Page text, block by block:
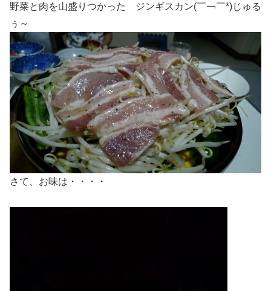
野菜と肉を山盛りつかった ジンギスカン(￣￢￣*)じゅる
ぅ～
さて、お味は・・・・